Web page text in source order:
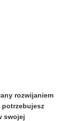
rozwijaniem
swojej